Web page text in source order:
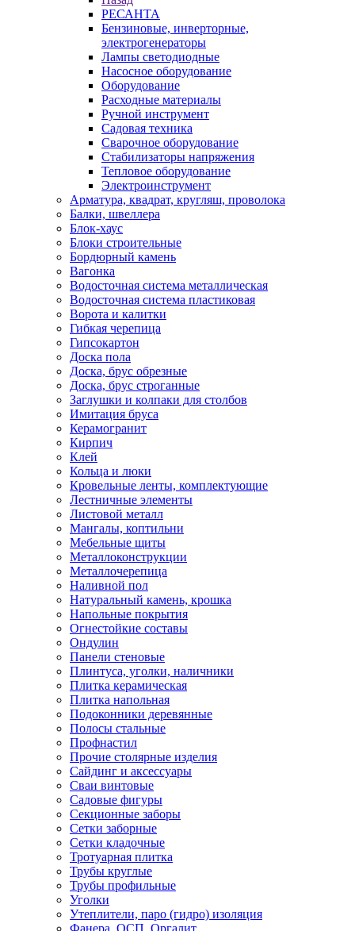
РЕСАНТА
Бензиновые, инверторные,
электрогенераторы
Лампы светодиодные
Насосное оборудование
Оборудование
Расходные материалы
Ручной инструмент
Садовая техника
Сварочное оборудование
Стабилизаторы напряжения
Тепловое оборудование
Электроинструмент
Арматура, квадрат, кругляш, проволока
Балки, швеллера
Блок-хаус
Блоки строительные
Бордюрный камень
Вагонка
Водосточная система металлическая
Водосточная система пластиковая
Ворота и калитки
Гибкая черепица
Гипсокартон
Доска пола
Доска, брус обрезные
Доска, брус строганные
Заглушки и колпаки для столбов
Имитация бруса
Керамогранит
Кирпич
Клей
Кольца и люки
Кровельные ленты, комплектующие
Лестничные элементы
Листовой металл
Мангалы, коптильни
Мебельные щиты
Металлоконструкции
Металлочерепица
Наливной пол
Натуральный камень, крошка
Напольные покрытия
Огнестойкие составы
Ондулин
Панели стеновые
Плинтуса, уголки, наличники
Плитка керамическая
Плитка напольная
Подоконники деревянные
Полосы стальные
Профнастил
Прочие столярные изделия
Сайдинг и аксессуары
Сваи винтовые
Садовые фигуры
Секционные заборы
Сетки заборные
Сетки кладочные
Тротуарная плитка
Трубы круглые
Трубы профильные
Уголки
Утеплители, паро (гидро) изоляция
Фанера, ОСП, Оргалит